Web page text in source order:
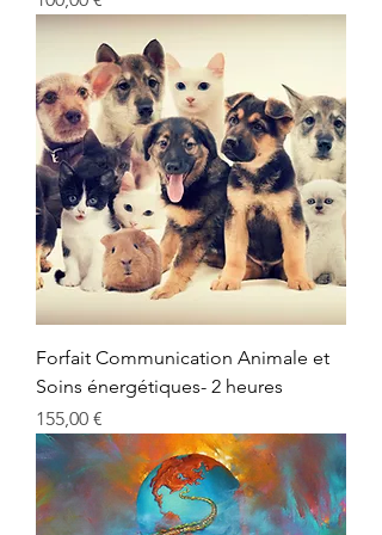
Forfait Communication Animale et
Soins énergétiques- 2 heures
Prix
155,00 €